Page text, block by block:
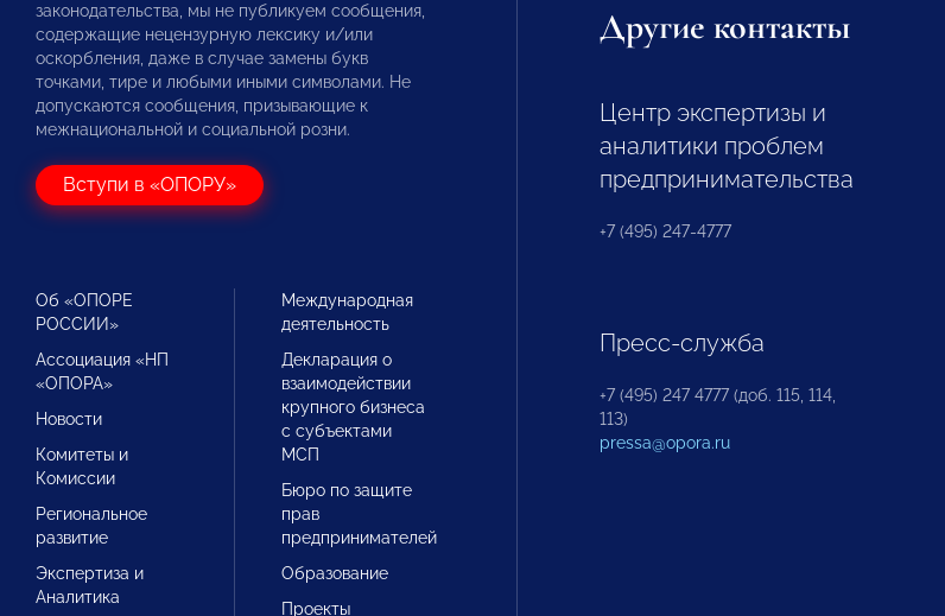
законодательства, мы не публикуем сообщения,
содержащие нецензурную лексику и/или
оскорбления, даже в случае замены букв
точками, тире и любыми иными символами. Не
допускаются сообщения, призывающие к
межнациональной и социальной розни.
Вступи в «ОПОРУ»
Об «ОПОРЕ
РОССИИ»
Ассоциация «НП
«ОПОРА»
Новости
Комитеты и
Комиссии
Региональное
развитие
Экспертиза и
Аналитика
Международная
деятельность
Декларация о
взаимодействии
крупного бизнеса
с субъектами
МСП
Бюро по защите
прав
предпринимателей
Образование
Проекты
Другие контакты
Центр экспертизы и
аналитики проблем
предпринимательства
+7 (495) 247-4777
Пресс-служба
+7 (495) 247 4777 (доб. 115, 114,
113)
pressa@opora.ru